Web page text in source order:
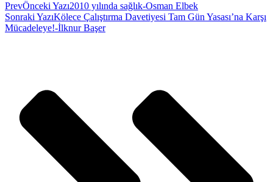
PrevÖnceki Yazı2010 yılında sağlık-Osman Elbek
Sonraki YazıKölece Çalıştırma Davetiyesi Tam Gün Yasası’na Karşı
Mücadeleye!-İlknur Başer